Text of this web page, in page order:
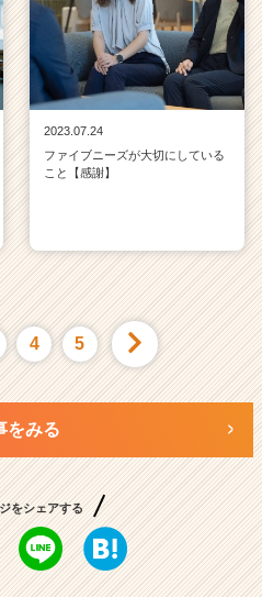
2023.07.24
ファイブニーズが大切にしている
こと【感謝】
4 5
をみる
をシェアする